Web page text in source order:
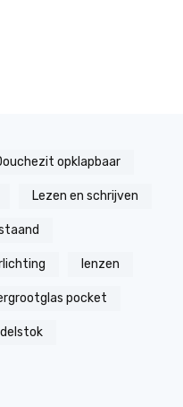
opklapbaar
Lezen en schrijven
lenzen
pocket